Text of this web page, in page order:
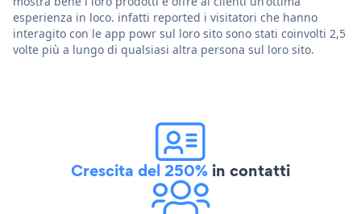
esperienza in loco. infatti reported i visitatori che hanno
interagito con le app powr sul loro sito sono stati coinvolti 2,5
volte più a lungo di qualsiasi altra persona sul loro sito.
Crescita del 250% in contatti